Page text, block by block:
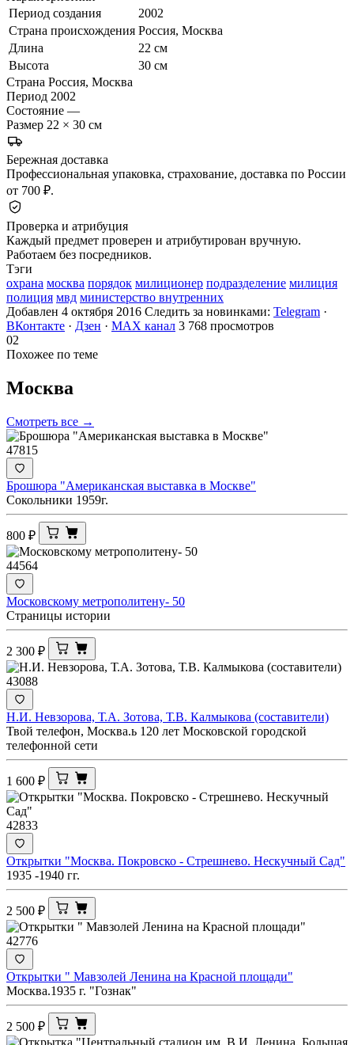
Период создания
2002
Страна происхождения Россия, Москва
Длина
22 см
Высота
30 см
Страна Россия, Москва
Период 2002
Состояние —
Размер 22 × 30 см
Бережная доставка
Профессиональная упаковка, страхование, доставка по России
от 700 ₽.
Проверка и атрибуция
Каждый предмет проверен и атрибутирован вручную.
Работаем без посредников.
Тэги
охрана москва порядок милиционер подразделение милиция
полиция мвд министерство внутренних
Добавлен 4 октября 2016 Следить за новинками: Telegram ·
ВКонтакте · Дзен · MAX канал 3 768 просмотров
02
Похожее по теме
Москва
Смотреть все →
47815
Брошюра "Американская выставка в Москве"
Сокольники 1959г.
800 ₽
44564
Московскому метрополитену- 50
Страницы истории
2 300 ₽
43088
Н.И. Невзорова, Т.А. Зотова, Т.В. Калмыкова (составители)
Твой телефон, Москва.ь 120 лет Московской городской
телефонной сети
1 600 ₽
42833
Открытки "Москва. Покровско - Стрешнево. Нескучный Сад"
1935 -1940 гг.
2 500 ₽
42776
Открытки " Мавзолей Ленина на Красной площади"
Москва.1935 г. "Гознак"
2 500 ₽